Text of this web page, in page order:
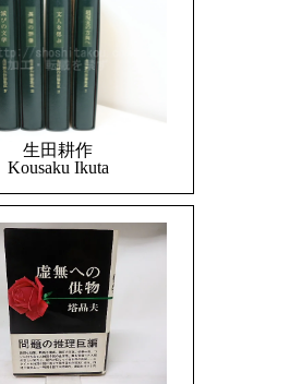
生田耕作
Kousaku Ikuta